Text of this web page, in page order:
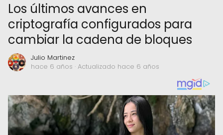
Los últimos avances en
criptografía configurados para
cambiar la cadena de bloques
Julio Martinez
hace 6 años · Actualizado hace 6 años